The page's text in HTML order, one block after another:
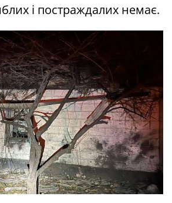
і постраждалих немає.